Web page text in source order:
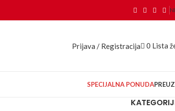
Prijava / Registracija 0 Lista
SPECIJALNA PONUDA